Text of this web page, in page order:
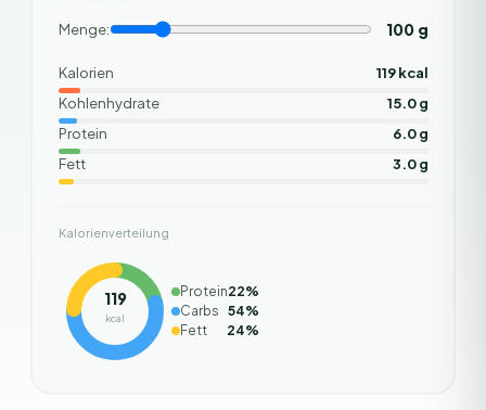
Menge: 100g
Kalorien
119 kcal
Kohlenhydrate
15.0 g
Protein
6.0 g
Fett
3.0 g
Kalorienverteilung
119
kcal
Protein22%
Carbs 54%
Fett
24%